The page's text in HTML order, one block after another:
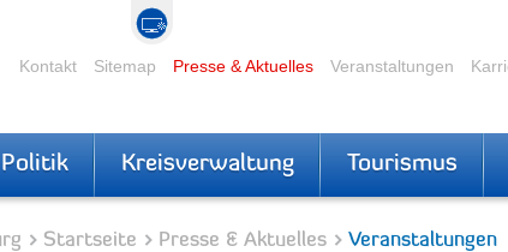
Kontakt Sitemap Presse & Aktuelles Veranstaltungen
Politik Kreisverwaltung Tourismus
Startseite Presse & Aktuelles Veranstaltungen